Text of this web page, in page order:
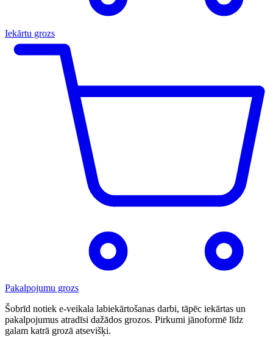
Iekārtu grozs
Pakalpojumu grozs
Šobrīd notiek e-veikala labiekārtošanas darbi, tāpēc iekārtas un
pakalpojumus atradīsi dažādos grozos. Pirkumi jānoformē līdz
galam katrā grozā atsevišķi.